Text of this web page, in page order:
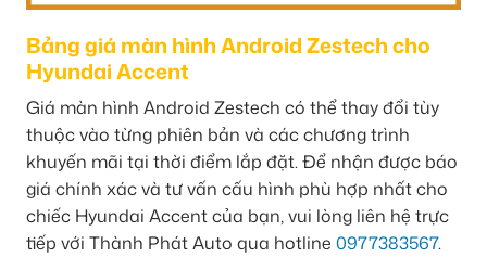
Bảng giá màn hình Android Zestech cho
Hyundai Accent
Giá màn hình Android Zestech có thể thay đổi tùy
thuộc vào từng phiên bản và các chương trình
khuyến mãi tại thời điểm lắp đặt. Để nhận được báo
giá chính xác và tư vấn cấu hình phù hợp nhất cho
chiếc Hyundai Accent của bạn, vui lòng liên hệ trực
tiếp với Thành Phát Auto qua hotline 0977383567.